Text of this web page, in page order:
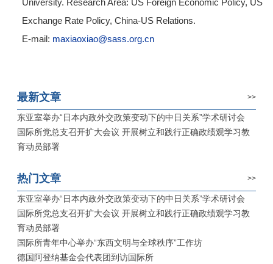
University. Research Area: US Foreign Economic Policy, US
Exchange Rate Policy, China-US Relations.
E-mail: maxiaoxiao@sass.org.cn
最新文章 >>
东亚室举办“日本内政外交政策变动下的中日关系”学术研讨会
国际所党总支召开扩大会议 开展树立和践行正确政绩观学习教
育动员部署
热门文章 >>
东亚室举办“日本内政外交政策变动下的中日关系”学术研讨会
国际所党总支召开扩大会议 开展树立和践行正确政绩观学习教
育动员部署
国际所青年中心举办“东西文明与全球秩序”工作坊
德国阿登纳基金会代表团到访国际所